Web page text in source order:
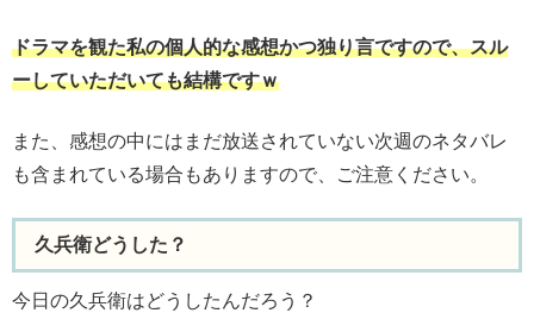
ドラマを観た私の個人的な感想かつ独り言ですので、スル
ーしていただいても結構ですｗ
また、感想の中にはまだ放送されていない次週のネタバレ
も含まれている場合もありますので、ご注意ください。
久兵衛どうした？
今日の久兵衛はどうしたんだろう？